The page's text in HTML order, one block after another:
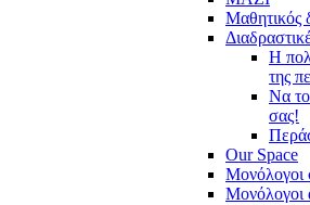
Μαθητικός
Η
της
Να
σας!
Our Space
Μονόλογοι
Μονόλογοι